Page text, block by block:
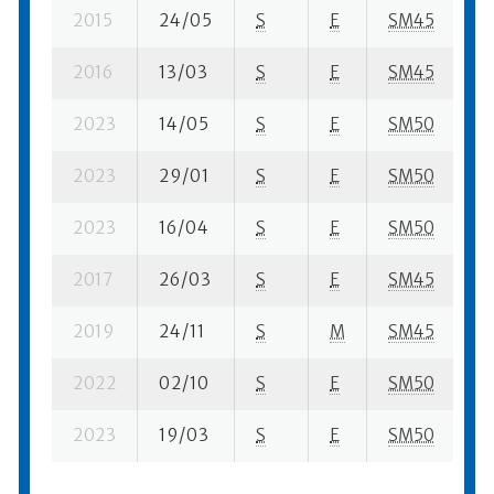
2015 24/05 S E SM45
2016 13/03 S E SM45
2023 14/05 S E SM50
2023 29/01 S E SM50
2023 16/04 S E SM50
2017 26/03 S E SM45
2019 24/11 S M SM45
2022 02/10 S E SM50
2023 19/03 S E SM50